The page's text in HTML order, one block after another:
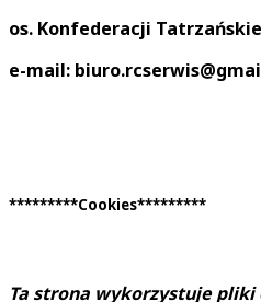
os. Konfederacji
e-mail:
*********Cookies*********
Ta strona wykorzystuje pliki